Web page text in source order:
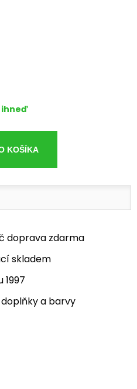
ihneď
KOŠÍKA
doprava zdarma
skladem
1997
a barvy